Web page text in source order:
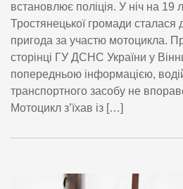
встановлює поліція. У ніч на 19
Тростянецької громади
пригода за участю мотоцикла.
сторінці ГУ ДСНС України у
попередньою інформацією,
транспортного засобу не
Мотоцикл з’їхав із […]